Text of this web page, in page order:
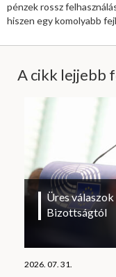
pénzek rossz
hiszen egy komolyabb
A cikk lejjebb
Üres
Bizottságtól
2026. 07. 31.